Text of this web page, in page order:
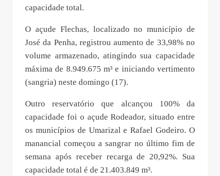
capacidade total.
O açude Flechas, localizado no município de
José da Penha, registrou aumento de 33,98% no
volume armazenado, atingindo sua capacidade
máxima de 8.949.675 m³ e iniciando vertimento
(sangria) neste domingo (17).
Outro reservatório que alcançou 100% da
capacidade foi o açude Rodeador, situado entre
os municípios de Umarizal e Rafael Godeiro. O
manancial começou a sangrar no último fim de
semana após receber recarga de 20,92%. Sua
capacidade total é de 21.403.849 m³.